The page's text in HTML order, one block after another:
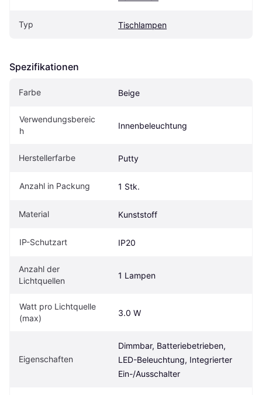
Typ Tischlampen
Spezifikationen
Farbe Beige
Verwendungsbereic
h
Innenbeleuchtung
Herstellerfarbe Putty
Anzahl in Packung 1 Stk.
Material Kunststoff
IP-Schutzart IP20
Anzahl der
Lichtquellen
1 Lampen
Watt pro Lichtquelle
(max)
3.0 W
Eigenschaften
Dimmbar, Batteriebetrieben,
LED-Beleuchtung, Integrierter
Ein-/Ausschalter